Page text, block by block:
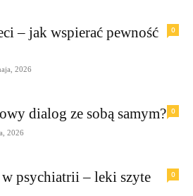
0
– jak wspierać pewność
2026
0
dialog ze sobą samym?
2026
0
psychiatrii – leki szyte